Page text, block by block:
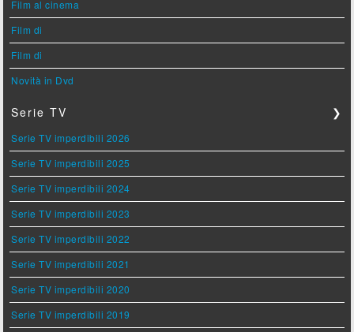
Film al cinema
Film di
Film di
Novità in Dvd
Serie TV ❯
Serie TV imperdibili 2026
Serie TV imperdibili 2025
Serie TV imperdibili 2024
Serie TV imperdibili 2023
Serie TV imperdibili 2022
Serie TV imperdibili 2021
Serie TV imperdibili 2020
Serie TV imperdibili 2019